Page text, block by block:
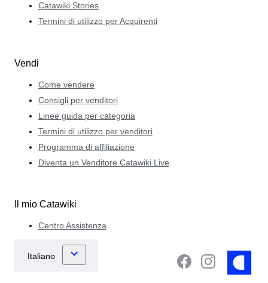
Catawiki Stories
Termini di utilizzo per Acquirenti
Vendi
Come vendere
Consigli per venditori
Linee guida per categoria
Termini di utilizzo per venditori
Programma di affiliazione
Diventa un Venditore Catawiki Live
Il mio Catawiki
Centro Assistenza